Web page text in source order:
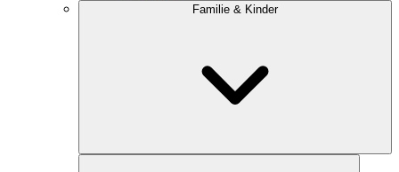
Familie & Kinder